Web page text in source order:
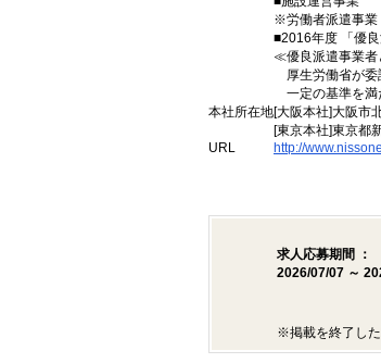
※労働者派遣事業
■2016年度 「優
≪優良派遣事業
厚生労働省が委
一定の基準を満
本社所在地[大阪本社]大阪市
[東京本社]東京都
URL
http://
求人応募期間 ：
2026/07/07 ～
※掲載を終了した